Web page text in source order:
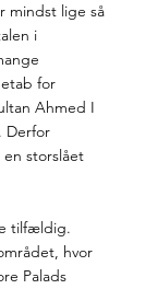
mindst lige så
i
for
Ahmed I
Derfor
storslået
tilfældig.
hvor
Palads